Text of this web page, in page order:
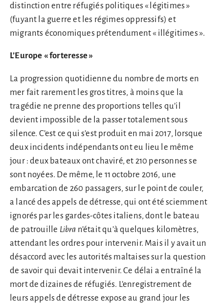
distinction entre réfugiés politiques « légitimes »
(fuyant la guerre et les régimes oppressifs) et
migrants économiques prétendument « illégitimes ».
L’Europe « forteresse »
La progression quotidienne du nombre de morts en
mer fait rarement les gros titres, à moins que la
tragédie ne prenne des proportions telles qu’il
devient impossible de la passer totalement sous
silence. C’est ce qui s’est produit en mai 2017, lorsque
deux incidents indépendants ont eu lieu le même
jour : deux bateaux ont chaviré, et 210 personnes se
sont noyées. De même, le 11 octobre 2016, une
embarcation de 260 passagers, sur le point de couler,
a lancé des appels de détresse, qui ont été sciemment
ignorés par les gardes-côtes italiens, dont le bateau
de patrouille Libra n’était qu’à quelques kilomètres,
attendant les ordres pour intervenir. Mais il y avait un
désaccord avec les autorités maltaises sur la question
de savoir qui devait intervenir. Ce délai a entraîné la
mort de dizaines de réfugiés. L’enregistrement de
leurs appels de détresse expose au grand jour les